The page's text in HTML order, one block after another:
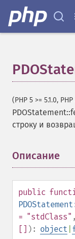
(PHP 5 >= 5.1.0,
строку и
Описание
public
= "stdClass" ,
[] ): object